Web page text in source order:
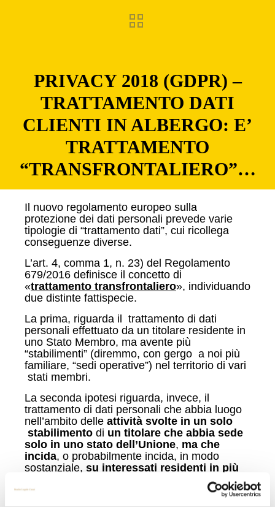
PRIVACY 2018 (GDPR) –
TRATTAMENTO DATI
CLIENTI IN ALBERGO: E’
TRATTAMENTO
“TRANSFRONTALIERO”…
Il nuovo regolamento europeo sulla
protezione dei dati personali prevede varie
tipologie di “trattamento dati”, cui ricollega
conseguenze diverse.
L’art. 4, comma 1, n. 23) del Regolamento
679/2016 definisce il concetto di
«trattamento transfrontaliero», individuando
due distinte fattispecie.
La prima, riguarda il trattamento di dati
personali effettuato da un titolare residente in
uno Stato Membro, ma avente più
“stabilimenti” (diremmo, con gergo a noi più
familiare, “sedi operative”) nel territorio di vari
stati membri.
La seconda ipotesi riguarda, invece, il
trattamento di dati personali che abbia luogo
nell’ambito delle attività svolte in un solo
stabilimento di un titolare che abbia sede
solo in uno stato dell’Unione, ma che
incida, o probabilmente incida, in modo
sostanziale, su interessati residenti in più